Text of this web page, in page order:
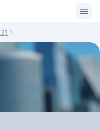
31